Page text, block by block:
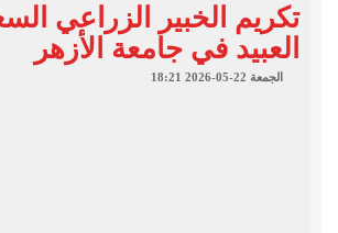
تكريم الخبير الزراعي
العبيد في ‏جامعة الأزهر
الجمعة 22-05-2026 18:21